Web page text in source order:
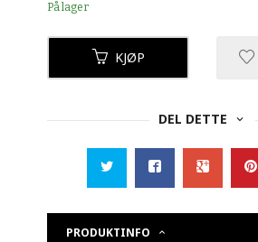
På lager
KJØP
DEL DETTE
PRODUKTINFO